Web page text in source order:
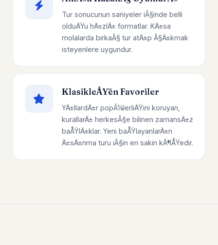
Tur sonucunun saniyeler iÃ§inde belli
olduÄŸu hÄ±zlÄ± formatlar. KÄ±sa
molalarda birkaÃ§ tur atÄ±p Ã§Ä±kmak
isteyenlere uygundur.
KlasikleÅŸen Favoriler
YÄ±llardÄ±r popÃ¼lerliÄŸini koruyan,
kurallarÄ± herkesÃ§e bilinen zamansÄ±z
baÅŸlÄ±klar. Yeni baÅŸlayanlarÄ±n
Ä±sÄ±nma turu iÃ§in en sakin kÃ¶ÅŸedir.